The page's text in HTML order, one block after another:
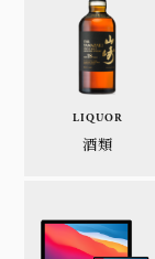
LIQUOR
酒類